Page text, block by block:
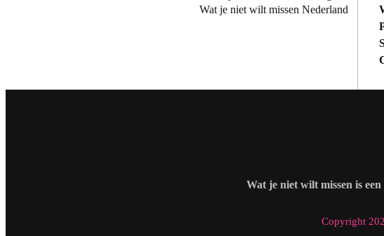
Wat je niet wilt missen Nederland
Wat je niet wilt missen is
Copyright